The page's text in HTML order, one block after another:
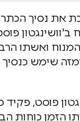
ב'וושינגטון
המנוח ואשתו
חמזה שימש
פוסט,
הזמן